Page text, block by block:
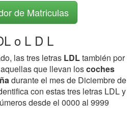
de Matriculas
o L D L
las tres letras LDLtambién por
que llevan loscoches
durante el mes de Diciembre de
con estas tres letras LDL y
desde el 0000 al 9999